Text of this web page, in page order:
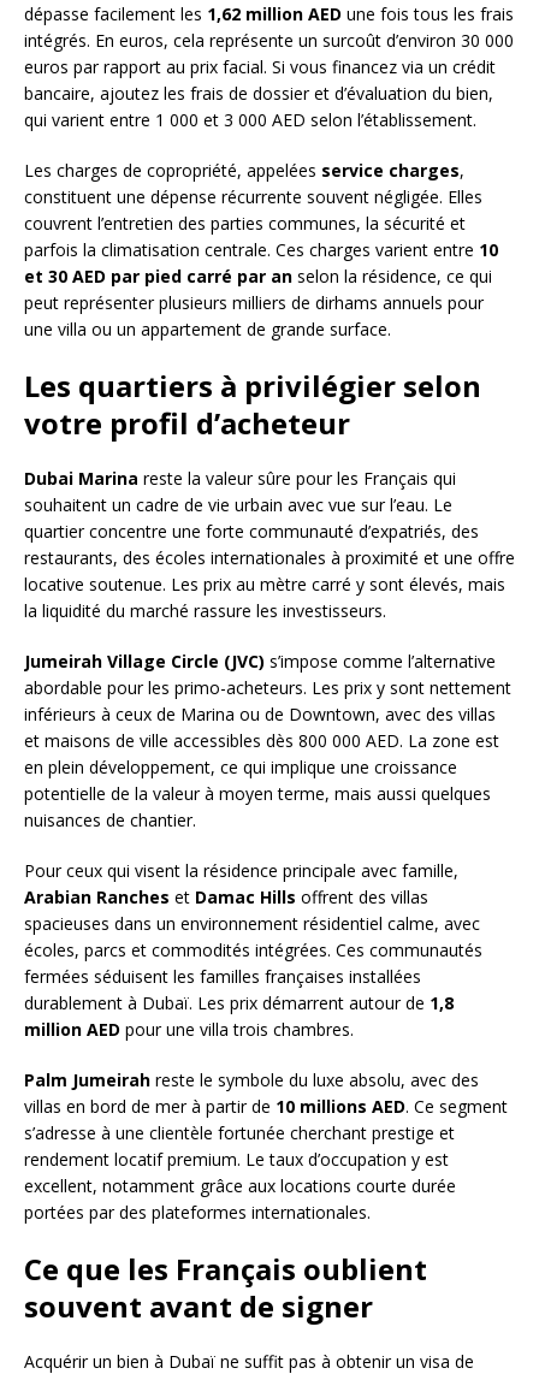
dépasse facilement les 1,62 million AED une fois tous les frais
intégrés. En euros, cela représente un surcoût d’environ 30 000
euros par rapport au prix facial. Si vous financez via un crédit
bancaire, ajoutez les frais de dossier et d’évaluation du bien,
qui varient entre 1 000 et 3 000 AED selon l’établissement.
Les charges de copropriété, appelées service charges,
constituent une dépense récurrente souvent négligée. Elles
couvrent l’entretien des parties communes, la sécurité et
parfois la climatisation centrale. Ces charges varient entre 10
et 30 AED par pied carré par an selon la résidence, ce qui
peut représenter plusieurs milliers de dirhams annuels pour
une villa ou un appartement de grande surface.
Les quartiers à privilégier selon
votre profil d’acheteur
Dubai Marina reste la valeur sûre pour les Français qui
souhaitent un cadre de vie urbain avec vue sur l’eau. Le
quartier concentre une forte communauté d’expatriés, des
restaurants, des écoles internationales à proximité et une offre
locative soutenue. Les prix au mètre carré y sont élevés, mais
la liquidité du marché rassure les investisseurs.
Jumeirah Village Circle (JVC) s’impose comme l’alternative
abordable pour les primo-acheteurs. Les prix y sont nettement
inférieurs à ceux de Marina ou de Downtown, avec des villas
et maisons de ville accessibles dès 800 000 AED. La zone est
en plein développement, ce qui implique une croissance
potentielle de la valeur à moyen terme, mais aussi quelques
nuisances de chantier.
Pour ceux qui visent la résidence principale avec famille,
Arabian Ranches et Damac Hills offrent des villas
spacieuses dans un environnement résidentiel calme, avec
écoles, parcs et commodités intégrées. Ces communautés
fermées séduisent les familles françaises installées
durablement à Dubaï. Les prix démarrent autour de 1,8
million AED pour une villa trois chambres.
Palm Jumeirah reste le symbole du luxe absolu, avec des
villas en bord de mer à partir de 10 millions AED. Ce segment
s’adresse à une clientèle fortunée cherchant prestige et
rendement locatif premium. Le taux d’occupation y est
excellent, notamment grâce aux locations courte durée
portées par des plateformes internationales.
Ce que les Français oublient
souvent avant de signer
Acquérir un bien à Dubaï ne suffit pas à obtenir un visa de